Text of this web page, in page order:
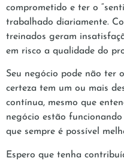
comprometido e ter o
trabalhado diariamente.
treinados geram
em risco a qualidade do
Seu negócio pode não ter
certeza tem um ou mais
contínua, mesmo que
negócio estão
que sempre é possível
Espero que tenha